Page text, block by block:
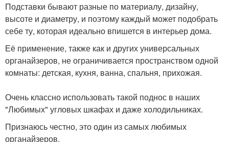
Подставки бывают разные по материалу, дизайну,
высоте и диаметру, и поэтому каждый может подобрать
себе ту, которая идеально впишется в интерьер дома.
Её применение, также как и других универсальных
органайзеров, не ограничивается пространством одной
комнаты: детская, кухня, ванна, спальня, прихожая.
Очень классно использовать такой поднос в наших
"Любимых" угловых шкафах и даже холодильниках.
Признаюсь честно, это один из самых любимых
органайзеров.